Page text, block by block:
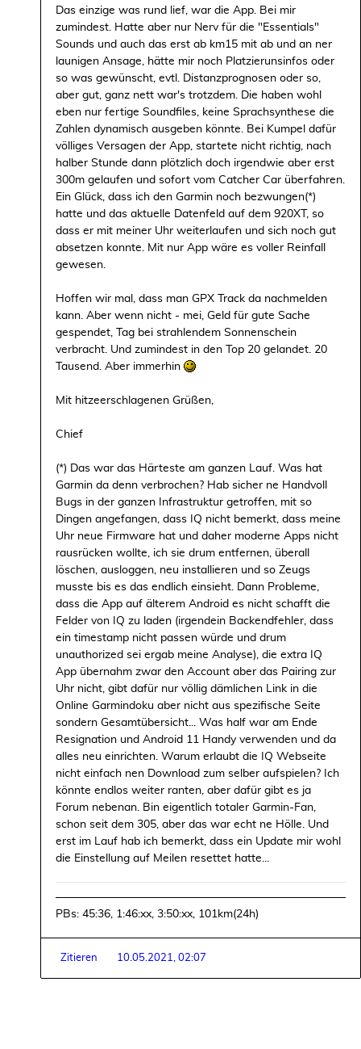
Das einzige was rund lief, war die App. Bei mir
zumindest. Hatte aber nur Nerv für die "Essentials"
Sounds und auch das erst ab km15 mit ab und an ner
launigen Ansage, hätte mir noch Platzierunsinfos oder
so was gewünscht, evtl. Distanzprognosen oder so,
aber gut, ganz nett war's trotzdem. Die haben wohl
eben nur fertige Soundfiles, keine Sprachsynthese die
Zahlen dynamisch ausgeben könnte. Bei Kumpel dafür
völliges Versagen der App, startete nicht richtig, nach
halber Stunde dann plötzlich doch irgendwie aber erst
300m gelaufen und sofort vom Catcher Car überfahren.
Ein Glück, dass ich den Garmin noch bezwungen(*)
hatte und das aktuelle Datenfeld auf dem 920XT, so
dass er mit meiner Uhr weiterlaufen und sich noch gut
absetzen konnte. Mit nur App wäre es voller Reinfall
gewesen.
Hoffen wir mal, dass man GPX Track da nachmelden
kann. Aber wenn nicht - mei, Geld für gute Sache
gespendet, Tag bei strahlendem Sonnenschein
verbracht. Und zumindest in den Top 20 gelandet. 20
Tausend. Aber immerhin
Mit hitzeerschlagenen Grüßen,
Chief
(*) Das war das Härteste am ganzen Lauf. Was hat
Garmin da denn verbrochen? Hab sicher ne Handvoll
Bugs in der ganzen Infrastruktur getroffen, mit so
Dingen angefangen, dass IQ nicht bemerkt, dass meine
Uhr neue Firmware hat und daher moderne Apps nicht
rausrücken wollte, ich sie drum entfernen, überall
löschen, ausloggen, neu installieren und so Zeugs
musste bis es das endlich einsieht. Dann Probleme,
dass die App auf älterem Android es nicht schafft die
Felder von IQ zu laden (irgendein Backendfehler, dass
ein timestamp nicht passen würde und drum
unauthorized sei ergab meine Analyse), die extra IQ
App übernahm zwar den Account aber das Pairing zur
Uhr nicht, gibt dafür nur völlig dämlichen Link in die
Online Garmindoku aber nicht aus spezifische Seite
sondern Gesamtübersicht... Was half war am Ende
Resignation und Android 11 Handy verwenden und da
alles neu einrichten. Warum erlaubt die IQ Webseite
nicht einfach nen Download zum selber aufspielen? Ich
könnte endlos weiter ranten, aber dafür gibt es ja
Forum nebenan. Bin eigentlich totaler Garmin-Fan,
schon seit dem 305, aber das war echt ne Hölle. Und
erst im Lauf hab ich bemerkt, dass ein Update mir wohl
die Einstellung auf Meilen resettet hatte...
PBs: 45:36, 1:46:xx, 3:50:xx, 101km(24h)
Zitieren 10.05.2021, 02:07